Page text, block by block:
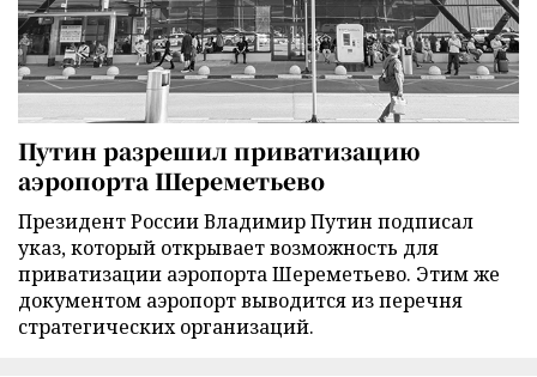
Путин разрешил приватизацию
аэропорта Шереметьево
Президент России Владимир Путин подписал
указ, который открывает возможность для
приватизации аэропорта Шереметьево. Этим же
документом аэропорт выводится из перечня
стратегических организаций.